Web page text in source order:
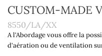
CUSTOM-MADE
8550/LA/XX
A l'Abordage vous offre la
d'aération ou de ventilation